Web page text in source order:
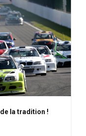
la tradition !